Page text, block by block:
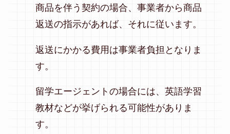
商品を伴う契約の場合、事業者から商品
返送の指示があれば、それに従います。
返送にかかる費用は事業者負担となりま
す。
留学エージェントの場合には、英語学習
教材などが挙げられる可能性がありま
す。